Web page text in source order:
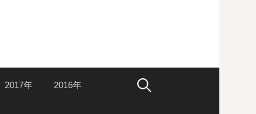
2017年 2016年 検